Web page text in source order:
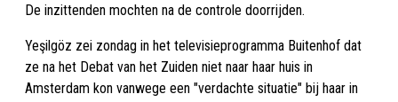
De inzittenden mochten na de controle doorrijden.
Yeşilgöz zei zondag in het televisieprogramma Buitenhof dat
ze na het Debat van het Zuiden niet naar haar huis in
Amsterdam kon vanwege een "verdachte situatie" bij haar in